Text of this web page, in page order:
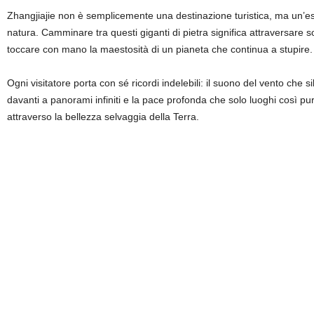
Zhangjiajie non è semplicemente una destinazione turistica, ma
natura. Camminare tra questi giganti di pietra significa attraversare
toccare con mano la maestosità di un pianeta che continua a stupire.
Ogni visitatore porta con sé ricordi indelebili: il suono del vento che
davanti a panorami infiniti e la pace profonda che solo luoghi così
attraverso la bellezza selvaggia della Terra.